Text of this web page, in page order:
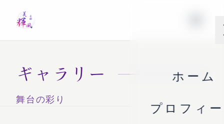
ホーム
プロフィ
ギャラリー
舞台の彩り